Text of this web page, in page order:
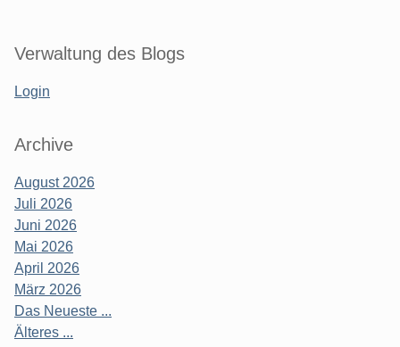
Verwaltung des Blogs
Login
Archive
August 2026
Juli 2026
Juni 2026
Mai 2026
April 2026
März 2026
Das Neueste ...
Älteres ...